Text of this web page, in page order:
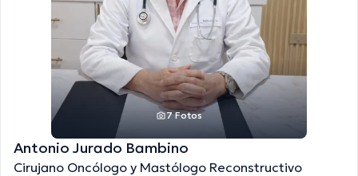
7 Fotos
Antonio Jurado Bambino
Cirujano Oncólogo y Mastólogo Reconstructivo